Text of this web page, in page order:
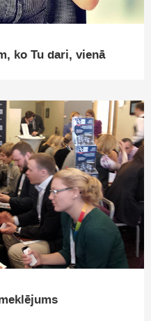
ko Tu dari, vienā